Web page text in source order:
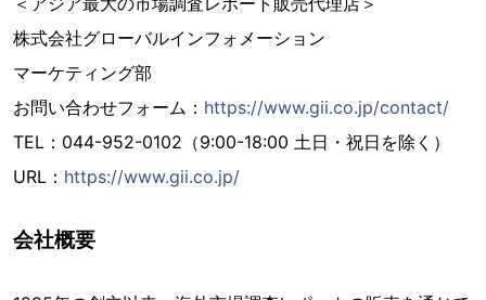
株式会社グローバルインフォメーション
マーケティング部
お問い合わせフォーム： https://www.gii.co.jp/contact/
TEL：044-952-0102（9:00-18:00 土日・祝日を除く）
URL： https://www.gii.co.jp/
会社概要